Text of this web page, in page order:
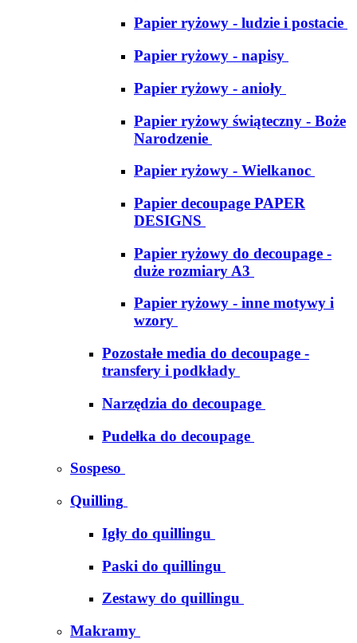
Papier ryżowy - ludzie i postacie
Papier ryżowy - napisy
Papier ryżowy - anioły
Papier ryżowy świąteczny - Boże
Narodzenie
Papier ryżowy - Wielkanoc
Papier decoupage PAPER
DESIGNS
Papier ryżowy do decoupage -
duże rozmiary A3
Papier ryżowy - inne motywy i
wzory
Pozostałe media do decoupage -
transfery i podkłady
Narzędzia do decoupage
Pudełka do decoupage
Sospeso
Quilling
Igły do quillingu
Paski do quillingu
Zestawy do quillingu
Makramy